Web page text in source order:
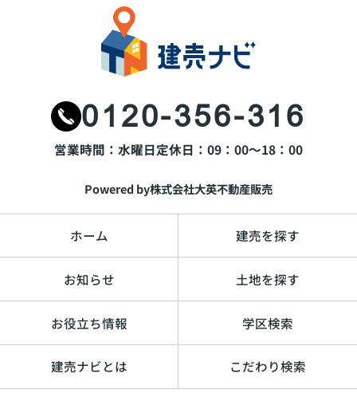
0120-356-316
営業時間：水曜日定休日：09：00～18：00
Powered by株式会社大英不動産販売
ホーム 建売を探す
お知らせ 土地を探す
お役立ち情報 学区検索
建売ナビとは こだわり検索